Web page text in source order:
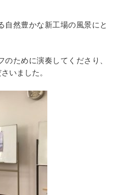
自然豊かな新工場の風景にと
ために演奏してくださり、
いました。